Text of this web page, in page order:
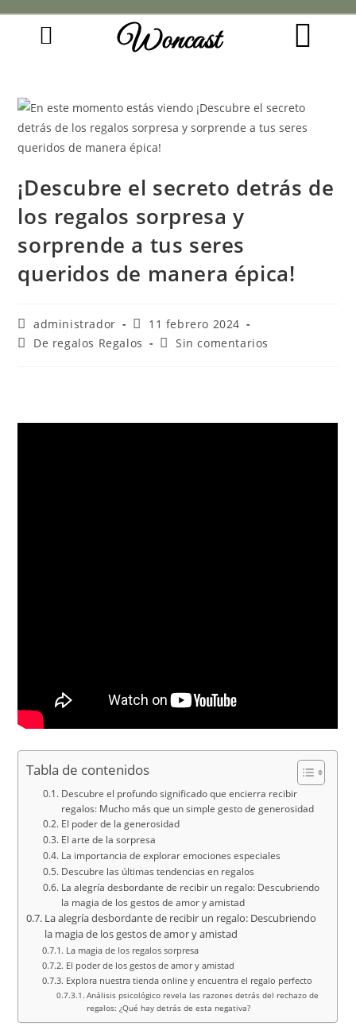
Woncast
¡Descubre el secreto detrás de
los regalos sorpresa y
sorprende a tus seres
queridos de manera épica!
administrador
11 febrero 2024
De regalos Regalos
Sin comentarios
Tabla de contenidos
Descubre el profundo significado que encierra recibir
regalos: Mucho más que un simple gesto de generosidad
El poder de la generosidad
El arte de la sorpresa
La importancia de explorar emociones especiales
Descubre las últimas tendencias en regalos
La alegría desbordante de recibir un regalo: Descubriendo
la magia de los gestos de amor y amistad
La alegría desbordante de recibir un regalo: Descubriendo
la magia de los gestos de amor y amistad
La magia de los regalos sorpresa
El poder de los gestos de amor y amistad
Explora nuestra tienda online y encuentra el regalo perfecto
Análisis psicológico revela las razones detrás del rechazo de
regalos: ¿Qué hay detrás de esta negativa?